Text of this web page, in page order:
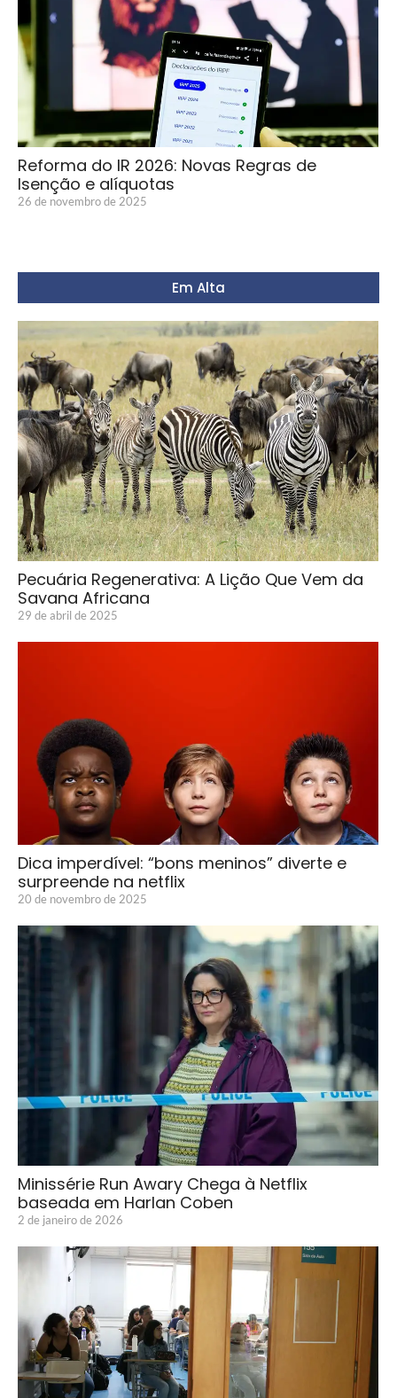
Reforma do IR 2026: Novas Regras de
Isenção e alíquotas
26 de novembro de 2025
Em Alta
Pecuária Regenerativa: A Lição Que Vem da
Savana Africana
29 de abril de 2025
Dica imperdível: “bons meninos” diverte e
surpreende na netflix
20 de novembro de 2025
Minissérie Run Awary Chega à Netflix
baseada em Harlan Coben
2 de janeiro de 2026